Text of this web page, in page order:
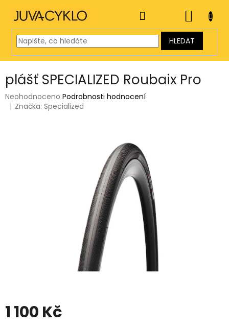
obsah
HLEDAT
KOŠÍK
plášť SPECIALIZED Roubaix Pro
Průměrné
hodnocení
Neohodnoceno Podrobnosti hodnocení
Značka:Specialized
1 100 Kč